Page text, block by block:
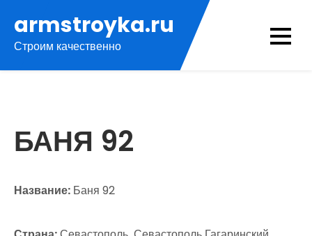
содержимому
armstroyka.ru
Строим качественно
БАНЯ 92
Название: Баня 92